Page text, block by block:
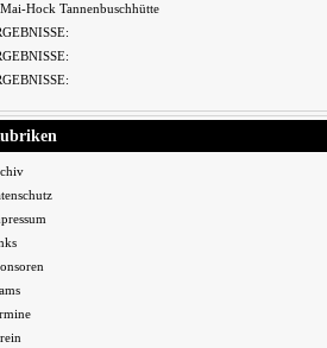
Hock Tannenbuschhütte